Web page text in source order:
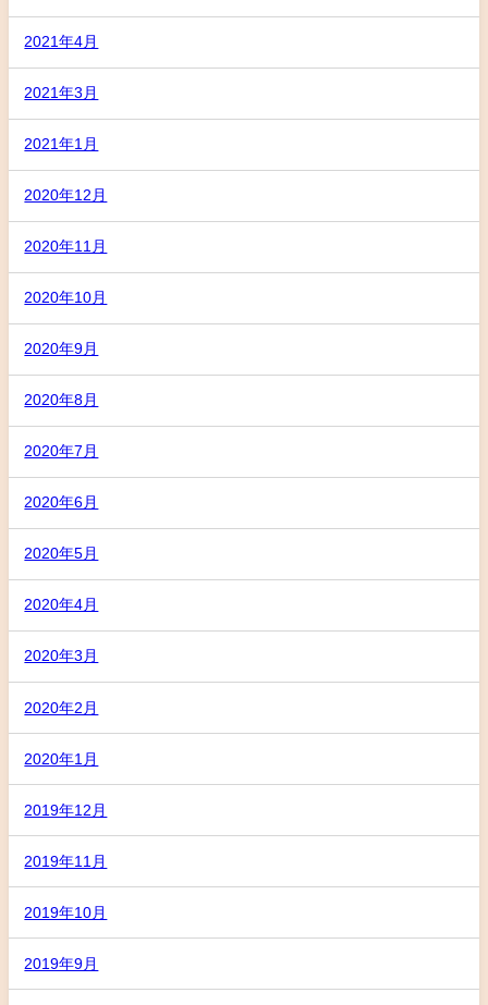
2021年4月
2021年3月
2021年1月
2020年12月
2020年11月
2020年10月
2020年9月
2020年8月
2020年7月
2020年6月
2020年5月
2020年4月
2020年3月
2020年2月
2020年1月
2019年12月
2019年11月
2019年10月
2019年9月